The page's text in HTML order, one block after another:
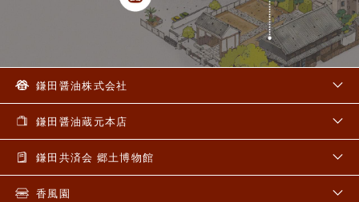
鎌田醤油株式会社
鎌田醤油蔵元本店
鎌田共済会 郷土博物館
香風園